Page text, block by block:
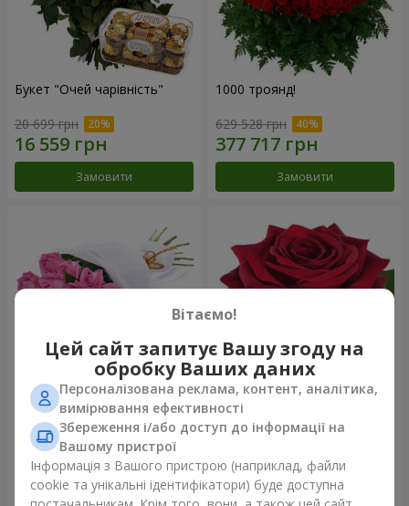
Букет "Очей чарівність"
20 699 грн
Замовити
1000 троянд!
629 528 грн
Замовити
Букет з троянд "Бути з
тобою"
11 124 грн
Замовити
Червона троянда
(поштучно)
Замовити
Вітаємо!
Цей сайт запитує Вашу згоду на
обробку Ваших даних
Персоналізована реклама, контент, аналітика,
вимірювання ефективності
Збереження і/або доступ до інформації на
Вашому пристрої
Інформація з Вашого пристрою (наприклад, файли
cookie та унікальні ідентифікатори) буде доступна